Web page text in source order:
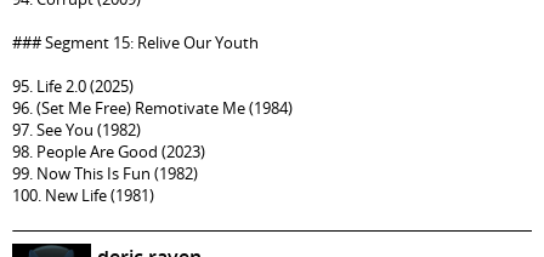
### Segment 15: Relive Our Youth
95. Life 2.0 (2025)
96. (Set Me Free) Remotivate Me (1984)
97. See You (1982)
98. People Are Good (2023)
99. Now This Is Fun (1982)
100. New Life (1981)